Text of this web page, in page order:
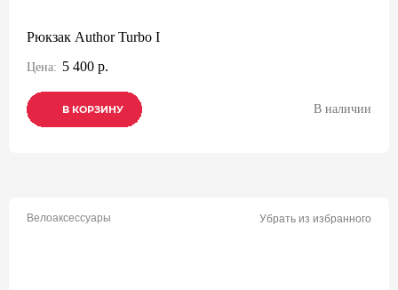
Рюкзак Author Turbo I
Цена: 5 400 р.
В КОРЗИНУ
В КОРЗИНУ
В КОРЗИНУ В наличии
Велоаксессуары Убрать из избранного